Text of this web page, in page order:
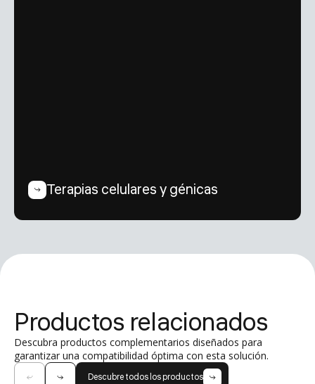
Terapias celulares y génicas
Productos relacionados
Descubra productos complementarios diseñados para
garantizar una compatibilidad óptima con esta solución.
Descubre todos los productos